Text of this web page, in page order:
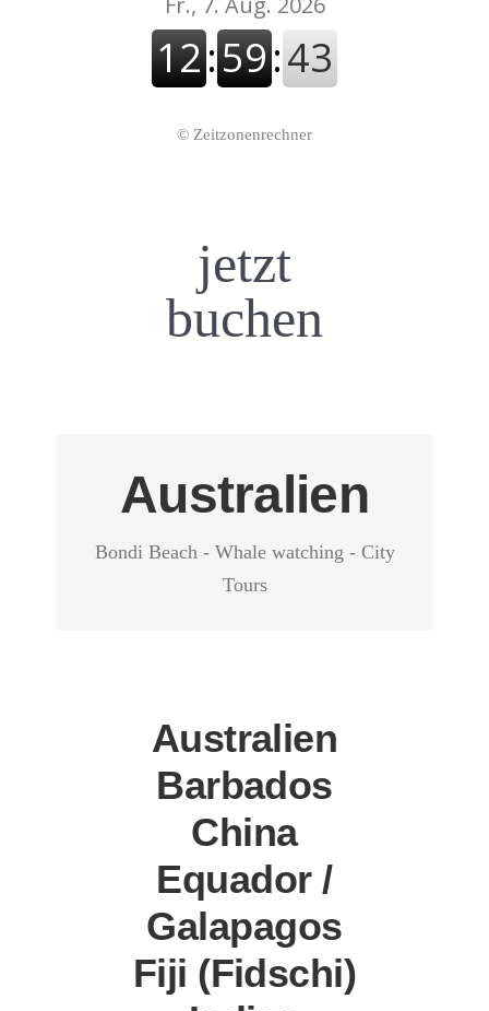
© Zeitzonenrechner
jetzt
buchen
Australien
Bondi Beach - Whale watching - City
Tours
Neuseeland
Australien
Barbados
China
Equador /
Galapagos
Fiji (Fidschi)